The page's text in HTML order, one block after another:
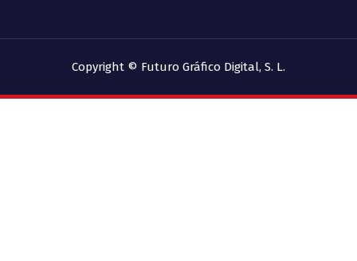
Copyright © Futuro Gráfico Digital, S. L.